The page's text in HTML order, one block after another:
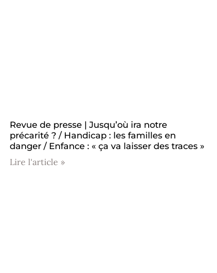
Revue de presse | Jusqu’où ira notre
précarité ? / Handicap : les familles en
danger / Enfance : « ça va laisser des traces »
Lire l'article »